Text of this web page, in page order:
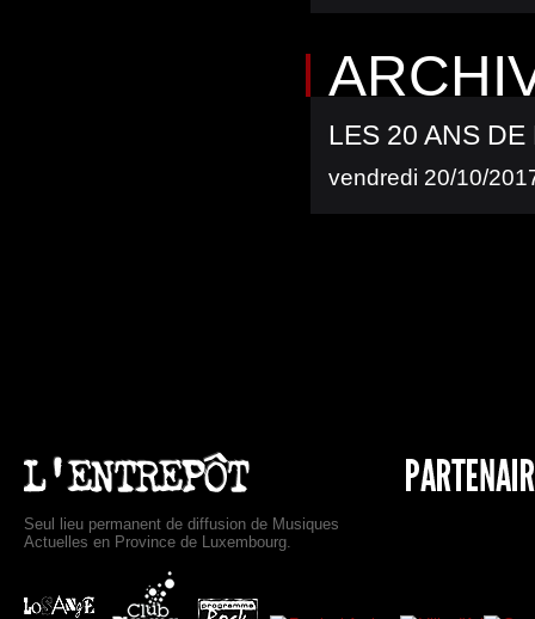
LES 20 ANS
vendredi 20/10/
Seul lieu permanent de diffusion de Musiques
Actuelles en Province de Luxembourg.